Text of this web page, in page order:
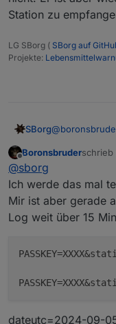
Station zu
LG SBorg ( SBorg auf
Projekte:
SBorg@
Solange wird
Zeile ~#2012
ändern in
nicht. Er ist
Offline
Boronsbruderschrieb
zuletzt
@sborg
Ich werde das mal
Mir ist aber gerade
Log weit über 15
PASSKEY
PASSKEY
dateutc=2024-09-